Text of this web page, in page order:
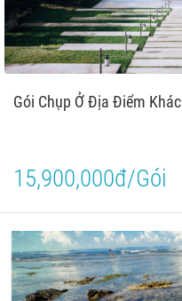
Gói Chụp Ở Địa Điểm Khác
15,900,000đ/Gói